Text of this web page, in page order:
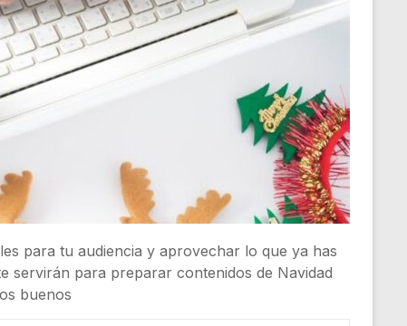
para tu audiencia y aprovechar lo que ya has
servirán para preparar contenidos de Navidad
buenos